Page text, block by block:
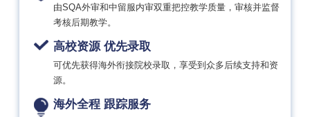
由SQA外审和中留服内审双重把控教学质量，审核并监督
考核后期教学。
高校资源 优先录取
可优先获得海外衔接院校录取，享受到众多后续支持和资
源。
海外全程 跟踪服务